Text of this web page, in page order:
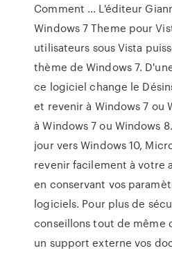
Comment ... L'éditeur
Windows 7 Theme pour
utilisateurs sous Vista
thème de Windows 7.
ce logiciel change le
et revenir à Windows 7 ou
à Windows 7 ou Windows
jour vers Windows 10,
revenir facilement à votre
en conservant vos
logiciels. Pour plus de
conseillons tout de même
un support externe vos